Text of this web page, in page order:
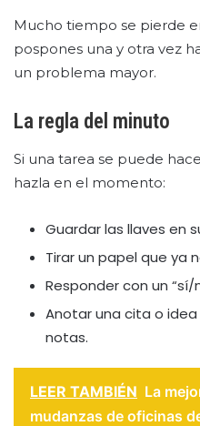
Mucho tiempo se pierde
pospones una y otra vez
un problema mayor.
La regla del minuto
Si una tarea se puede
hazla en el momento:
Guardar las llaves en
Tirar un papel que ya
Responder con un
Anotar una cita o
notas.
LEER TAMBIÉN La
mudanzas de oficinas